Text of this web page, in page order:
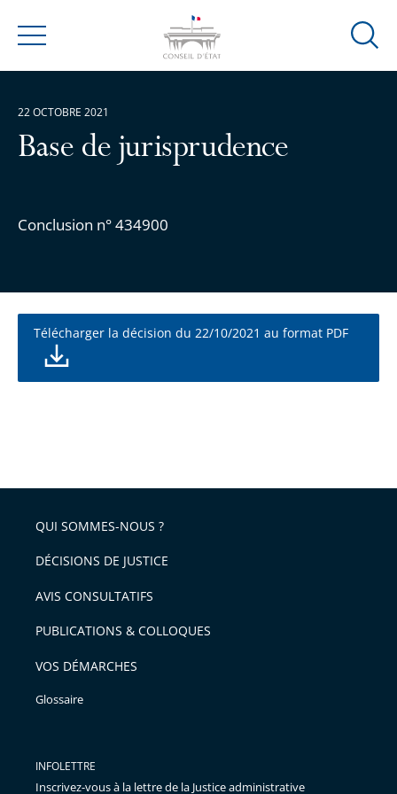
Menu
Ouvrir
Base de jurisprudence
Conclusion n° 434900
22 OCTOBRE 2021
Télécharger la décision du 22/10/2021 au format PDF
QUI SOMMES-NOUS ?
DÉCISIONS DE JUSTICE
AVIS CONSULTATIFS
PUBLICATIONS & COLLOQUES
VOS DÉMARCHES
Glossaire
INFOLETTRE
Inscrivez-vous à la lettre de la Justice administrative